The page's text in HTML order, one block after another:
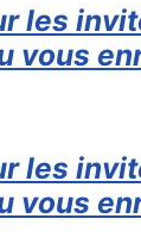
les
vous
les
vous